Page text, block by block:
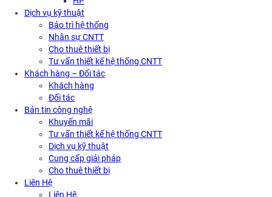
Dịch vụ kỹ thuật
Bảo trì hệ thống
Nhân sự CNTT
Cho thuê thiết bị
Tư vấn thiết kế hệ thống CNTT
Khách hàng – Đối tác
Khách hàng
Đối tác
Bản tin công nghệ
Khuyến mãi
Tư vấn thiết kế hệ thống CNTT
Dịch vụ kỹ thuật
Cung cấp giải pháp
Cho thuê thiết bị
Liên Hệ
Liên Hệ